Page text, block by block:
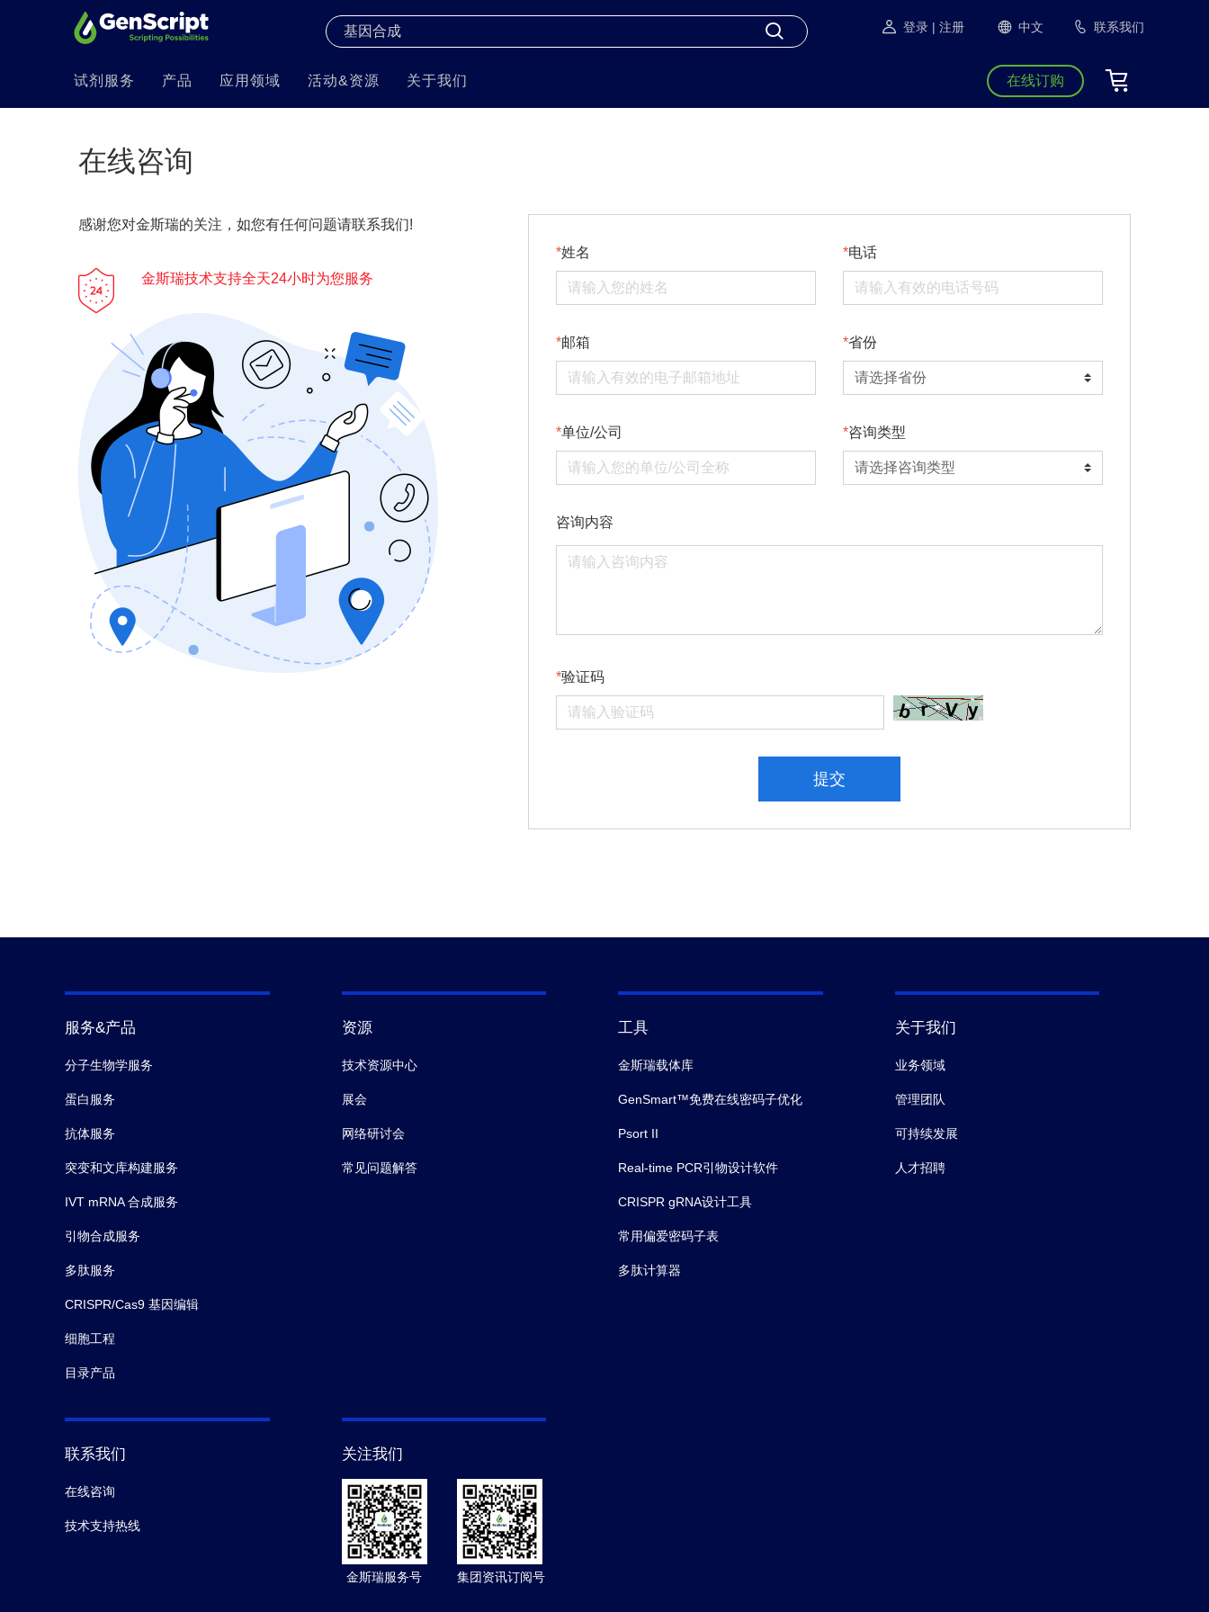
登录 | 注册 中文 联系我们
试剂服务 产品 应用领域 活动&资源 关于我们 在线订购
在线咨询
感谢您对金斯瑞的关注，如您有任何问题请联系我们!
金斯瑞技术支持全天24小时为您服务
姓名 电话
邮箱 省份
单位/公司 咨询类型
咨询内容
验证码
提交
服务&产品
分子生物学服务
蛋白服务
抗体服务
突变和文库构建服务
IVT mRNA 合成服务
引物合成服务
多肽服务
CRISPR/Cas9 基因编辑
细胞工程
目录产品
资源
技术资源中心
展会
网络研讨会
常见问题解答
工具
金斯瑞载体库
GenSmart™免费在线密码子优化
Psort II
Real-time PCR引物设计软件
CRISPR gRNA设计工具
常用偏爱密码子表
多肽计算器
关于我们
业务领域
管理团队
可持续发展
人才招聘
联系我们
在线咨询
技术支持热线
关注我们
金斯瑞服务号 集团资讯订阅号